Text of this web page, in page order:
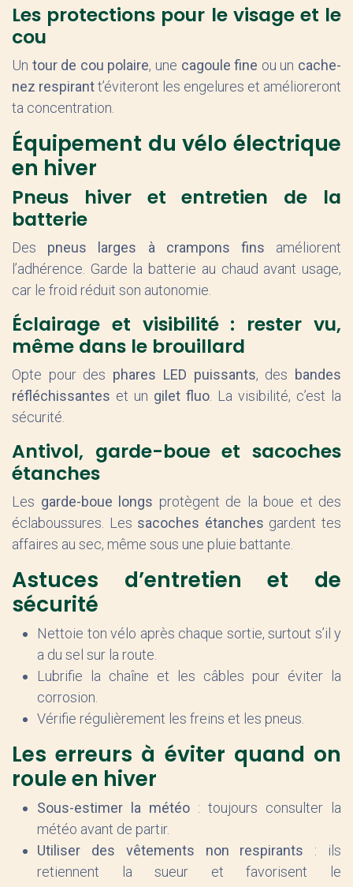
Les protections pour le visage et le
cou
Un tour de cou polaire, une cagoule fine ou un cache-
nez respirantt’éviteront les engelures et amélioreront
ta concentration.
Équipement du vélo électrique
en hiver
Pneus hiver et entretien de la
batterie
Des pneus larges à crampons fins améliorent
l’adhérence. Garde la batterie au chaud avant usage,
car le froid réduit son autonomie.
Éclairage et visibilité : rester vu,
même dans le brouillard
Opte pour des phares LED puissants, des bandes
réfléchissantes et un gilet fluo . La visibilité, c’est la
sécurité.
Antivol, garde-boue et sacoches
étanches
Les garde-boue longs protègent de la boue et des
éclaboussures. Les sacoches étanches gardent tes
affaires au sec, même sous une pluie battante.
Astuces d’entretien et de
sécurité
Nettoie ton vélo après chaque sortie, surtout s’il y
a du sel sur la route.
Lubrifie la chaîne et les câbles pour éviter la
corrosion.
Vérifie régulièrement les freins et les pneus.
Les erreurs à éviter quand on
roule en hiver
Sous-estimer la météo : toujours consulter la
météo avant de partir.
Utiliser des vêtements non respirants : ils
retiennent la sueur et favorisent le